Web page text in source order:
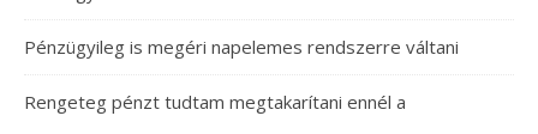
Pénzügyileg is megéri napelemes rendszerre váltani
Rengeteg pénzt tudtam megtakarítani ennél a